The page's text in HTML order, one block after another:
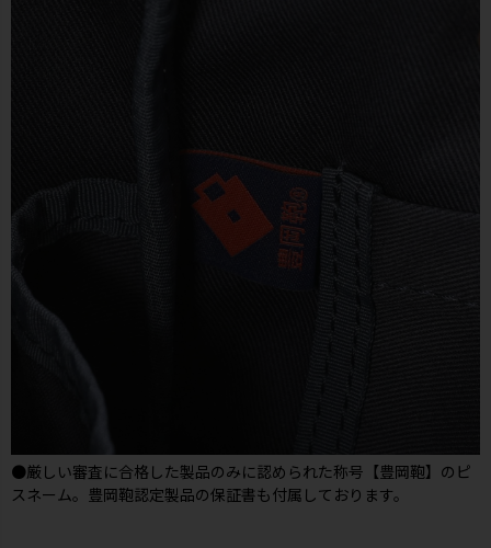
●厳しい審査に合格した製品のみに認められた称号【豊岡鞄】のピ
スネーム。豊岡鞄認定製品の保証書も付属しております。